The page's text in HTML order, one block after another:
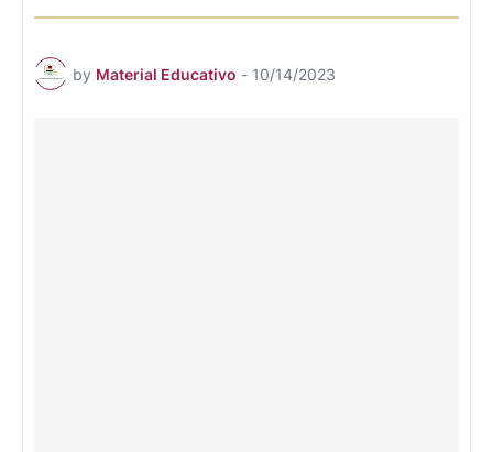
by Material Educativo - 10/14/2023